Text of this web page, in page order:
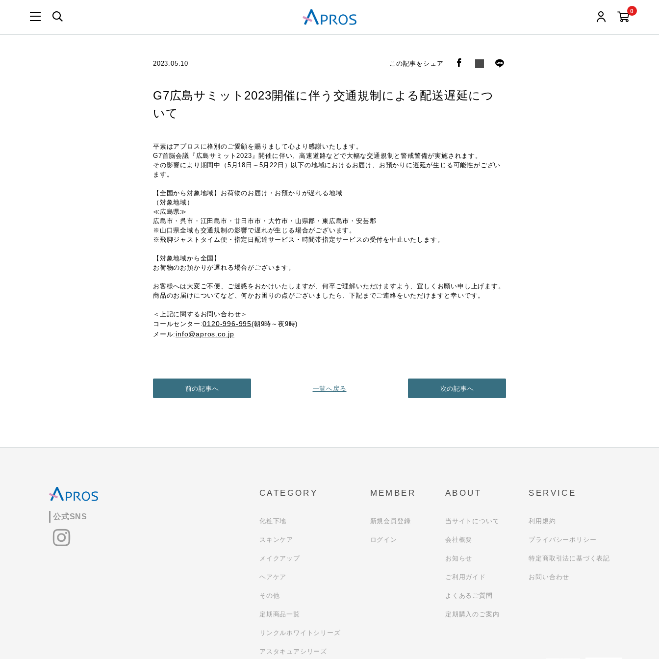
0
2023.05.10 この記事をシェア
G7広島サミット2023開催に伴う交通規制による配送遅延につ
いて
平素はアプロスに格別のご愛顧を賜りまして心より感謝いたします。
G7首脳会議『広島サミット2023』開催に伴い、高速道路などで大幅な交通規制と警戒警備が実施されます。
その影響により期間中（5月18日～5月22日）以下の地域におけるお届け、お預かりに遅延が生じる可能性がござい
ます。
【全国から対象地域】お荷物のお届け・お預かりが遅れる地域
（対象地域）
≪広島県≫
広島市・呉市・江田島市・廿日市市・大竹市・山県郡・東広島市・安芸郡
※山口県全域も交通規制の影響で遅れが生じる場合がございます。
※飛脚ジャストタイム便・指定日配達サービス・時間帯指定サービスの受付を中止いたします。
【対象地域から全国】
お荷物のお預かりが遅れる場合がございます。
お客様へは大変ご不便、ご迷惑をおかけいたしますが、何卒ご理解いただけますよう、宜しくお願い申し上げます。
商品のお届けについてなど、何かお困りの点がございましたら、下記までご連絡をいただけますと幸いです。
＜上記に関するお問い合わせ＞
コールセンター:0120-996-995(朝9時～夜9時)
メール: info@apros.co.jp
前の記事へ 一覧へ戻る 次の記事へ
公式SNS
CATEGORY
化粧下地
スキンケア
メイクアップ
ヘアケア
その他
定期商品一覧
リンクルホワイトシリーズ
アスタキュアシリーズ
MEMBER
新規会員登録
ログイン
ABOUT
当サイトについて
会社概要
お知らせ
ご利用ガイド
よくあるご質問
定期購入のご案内
SERVICE
利用規約
プライバシーポリシー
特定商取引法に基づく表記
お問い合わせ